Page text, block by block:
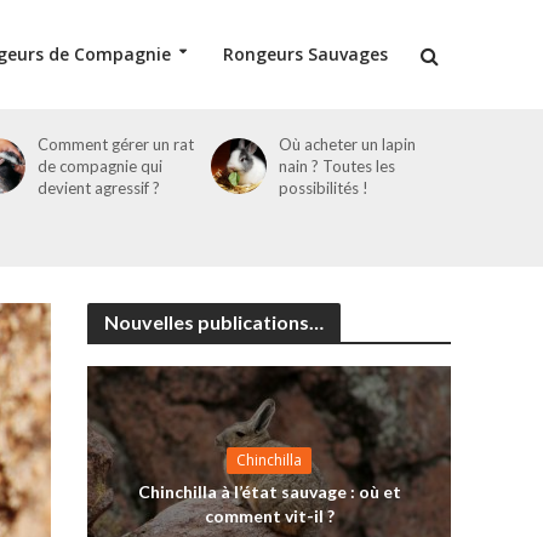
de Compagnie Rongeurs Sauvages
Comment gérer un rat
de compagnie qui
devient agressif ?
Où acheter un lapin
nain ? Toutes les
possibilités !
Nouvelles publications…
Chinchilla
Chinchilla à l’état sauvage : où et
comment vit-il ?